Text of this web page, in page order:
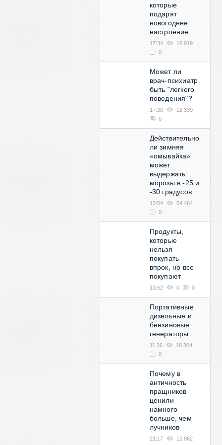
которые
подарят
новогоднее
настроение
17:34
10 919
0
Может ли
врач-психиатр
быть "легкого
поведения"?
17:30
12 339
0
Действительно
ли зимняя
«омывайка»
может
выдержать
морозы в -25 и
-30 градусов
13:54
54 464
0
Продукты,
которые
нельзя
покупать
впрок, но все
покупают
13:52 0 0
Портативные
дизельные и
бензиновые
генераторы
11:36
18 304
0
Почему в
античность
пращников
ценили
намного
больше, чем
лучников
21:17
12 862